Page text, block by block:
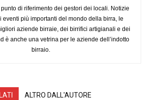
di riferimento dei gestori dei locali. Notizie
eventi più importanti del mondo della birra, le
aziende birraie, dei birrifici artigianali e dei
è anche una vetrina per le aziende dell’indotto
birraio.
ALTRO DALL'AUTORE